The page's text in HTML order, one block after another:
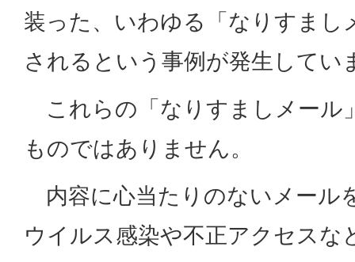
装った、いわゆる「なりすまし
されるという事例が発生してい
これらの「なりすましメール
ものではありません。
内容に心当たりのないメール
ウイルス感染や不正アクセスな